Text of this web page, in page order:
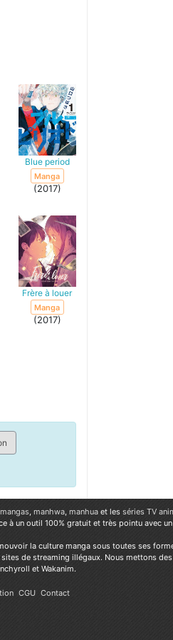
Blue period
Manga
(2017)
Frère à louer
Manga
(2017)
mangas, manhwa, manhua et les séries TV
à un outil 100% gratuit et très pointu avec
la culture manga sous toutes ses
de streaming illégaux. Nous mettons
et Wakanim.
CGU Contact